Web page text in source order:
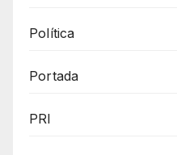
Política
Portada
PRI